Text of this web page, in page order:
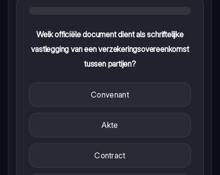
Welk officiële document dient als schriftelijke
vastlegging van een verzekeringsovereenkomst
tussen partijen?
Convenant
Akte
Contract